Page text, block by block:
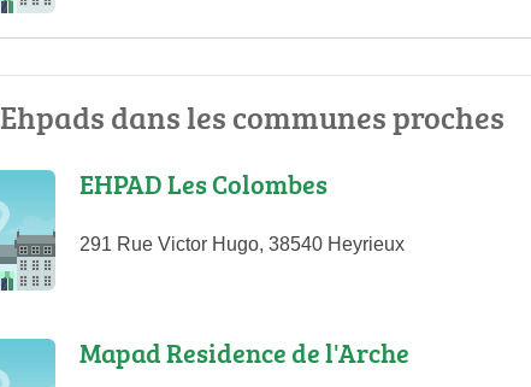
Ehpads dans les communes proches
EHPAD Les Colombes
291 Rue Victor Hugo, 38540 Heyrieux
Mapad Residence de l'Arche